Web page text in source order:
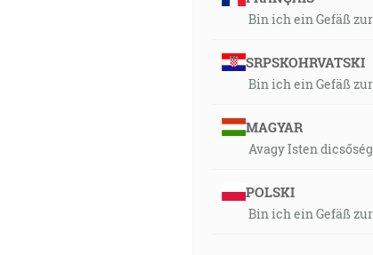
Bin ich ein Gefäß
SRPSKOHRVATSKI
Bin ich ein Gefäß
MAGYAR
Avagy Isten
POLSKI
Bin ich ein Gefäß